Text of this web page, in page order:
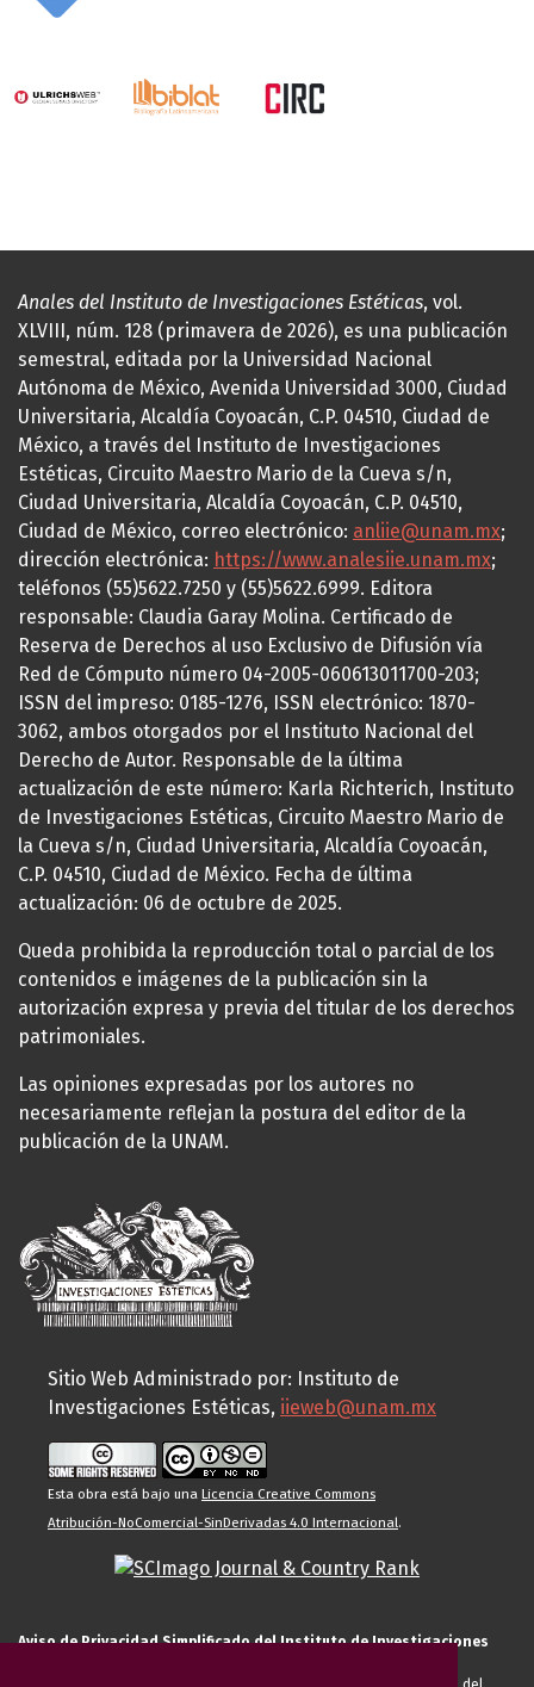
Anales del Instituto de Investigaciones Estéticas, vol.
XLVIII, núm. 128 (primavera de 2026), es una publicación
semestral, editada por la Universidad Nacional
Autónoma de México, Avenida Universidad 3000, Ciudad
Universitaria, Alcaldía Coyoacán, C.P. 04510, Ciudad de
México, a través del Instituto de Investigaciones
Estéticas, Circuito Maestro Mario de la Cueva s/n,
Ciudad Universitaria, Alcaldía Coyoacán, C.P. 04510,
Ciudad de México, correo electrónico: anliie@unam.mx;
dirección electrónica: https://www.analesiie.unam.mx;
teléfonos (55)5622.7250 y (55)5622.6999. Editora
responsable: Claudia Garay Molina. Certificado de
Reserva de Derechos al uso Exclusivo de Difusión vía
Red de Cómputo número 04-2005-060613011700-203;
ISSN del impreso: 0185-1276, ISSN electrónico: 1870-
3062, ambos otorgados por el Instituto Nacional del
Derecho de Autor. Responsable de la última
actualización de este número: Karla Richterich, Instituto
de Investigaciones Estéticas, Circuito Maestro Mario de
la Cueva s/n, Ciudad Universitaria, Alcaldía Coyoacán,
C.P. 04510, Ciudad de México. Fecha de última
actualización: 06 de octubre de 2025.
Queda prohibida la reproducción total o parcial de los
contenidos e imágenes de la publicación sin la
autorización expresa y previa del titular de los derechos
patrimoniales.
Las opiniones expresadas por los autores no
necesariamente reflejan la postura del editor de la
publicación de la UNAM.
Sitio Web Administrado por: Instituto de
Investigaciones Estéticas, iieweb@unam.mx
Esta obra está bajo una Licencia Creative Commons
Atribución-NoComercial-SinDerivadas 4.0 Internacional.
Aviso de Privacidad Simplificado del Instituto de Investigaciones